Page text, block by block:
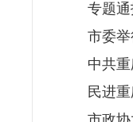
专题
市委
中共
民进